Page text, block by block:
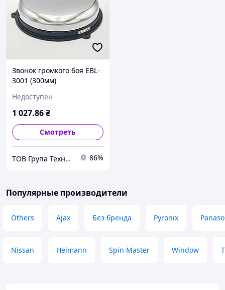
Звонок громкого боя EBL-
3001 (300мм)
Недоступен
1 027.86₴
Смотреть
ТОВ Група Технодніпро 86%
Популярные производители
Others Ajax Без бренда Pyronix
Nissan Heimann Spin Master Window